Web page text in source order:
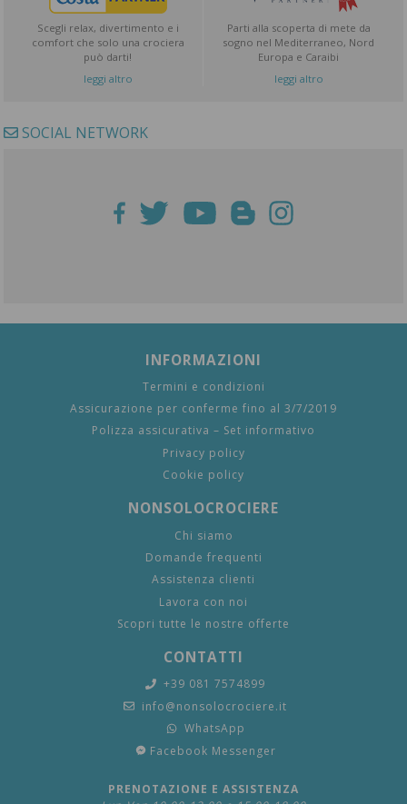
Scegli relax, divertimento e i
comfort che solo una crociera
può darti!
leggi altro
Parti alla scoperta di mete da
sogno nel Mediterraneo, Nord
Europa e Caraibi
leggi altro
SOCIAL NETWORK
INFORMAZIONI
Termini e condizioni
Assicurazione per conferme fino al 3/7/2019
Polizza assicurativa – Set informativo
Privacy policy
Cookie policy
NONSOLOCROCIERE
Chi siamo
Domande frequenti
Assistenza clienti
Lavora con noi
Scopri tutte le nostre offerte
CONTATTI
+39 081 7574899
info@nonsolocrociere.it
WhatsApp
Facebook Messenger
PRENOTAZIONE E ASSISTENZA